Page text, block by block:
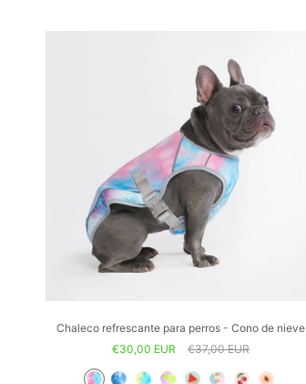
Chaleco refrescante para perros - Cono de nieve
€30,00 EUR
€37,00 EUR